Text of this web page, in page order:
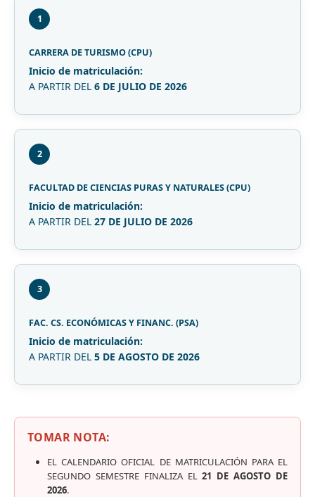
1
CARRERA DE TURISMO (CPU)
Inicio de matriculación:
A PARTIR DEL 6 DE JULIO DE 2026
2
FACULTAD DE CIENCIAS PURAS Y NATURALES (CPU)
Inicio de matriculación:
A PARTIR DEL 27 DE JULIO DE 2026
3
FAC. CS. ECONÓMICAS Y FINANC. (PSA)
Inicio de matriculación:
A PARTIR DEL 5 DE AGOSTO DE 2026
TOMAR NOTA:
EL CALENDARIO OFICIAL DE MATRICULACIÓN PARA EL
SEGUNDO SEMESTRE FINALIZA EL21 DE AGOSTO DE
2026.